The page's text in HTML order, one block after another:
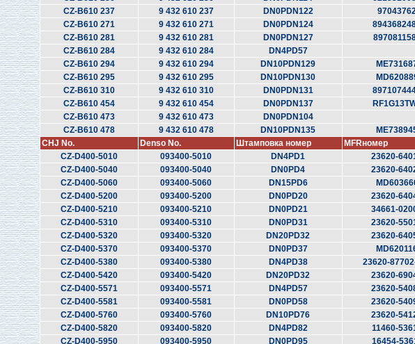
CZ-B610 237
9 432 610 237 DN0PDN122
CZ-B610 271
9 432 610 271 DN0PDN124
CZ-B610 281
9 432 610 281 DN0PDN127
CZ-B610 284
9 432 610 284 DN4PD57
CZ-B610 294
9 432 610 294 DN10PDN129
CZ-B610 295
9 432 610 295 DN10PDN130
CZ-B610 310
9 432 610 310 DN0PDN131
CZ-B610 454
9 432 610 454 DN0PDN137
CZ-B610 473
9 432 610 473
DN0PDN104
CZ-B610 478
9 432 610 478 DN10PDN135
CHJ No.
Denso No. Штамповка номер MFRномер
CZ-D400-5010
093400-5010 DN4PD1 23620-
CZ-D400-5040
093400-5040 DN0PD4 23620-
CZ-D400-5060
093400-5060 DN15PD6
CZ-D400-5200
093400-5200 DN0PD20 23620-
CZ-D400-5210
093400-5210 DN0PD21 34661-
CZ-D400-5310
093400-5310 DN0PD31 23620-
CZ-D400-5320
093400-5320 DN20PD32 23620-
CZ-D400-5370
093400-5370 DN0PD37
CZ-D400-5380
093400-5380 DN4PD38 23620-
CZ-D400-5420
093400-5420 DN20PD32 23620-
CZ-D400-5571
093400-5571 DN4PD57 23620-
CZ-D400-5581
093400-5581 DN0PD58 23620-
CZ-D400-5760
093400-5760 DN10PD76 23620-
CZ-D400-5820
093400-5820 DN4PD82 11460-
CZ-D400-5950
093400-5950 DN0PD95 16454-